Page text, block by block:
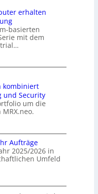
erhalten
basierten
mit dem
kombiniert
und Security
um die
Aufträge
2025/2026 in
Umfeld